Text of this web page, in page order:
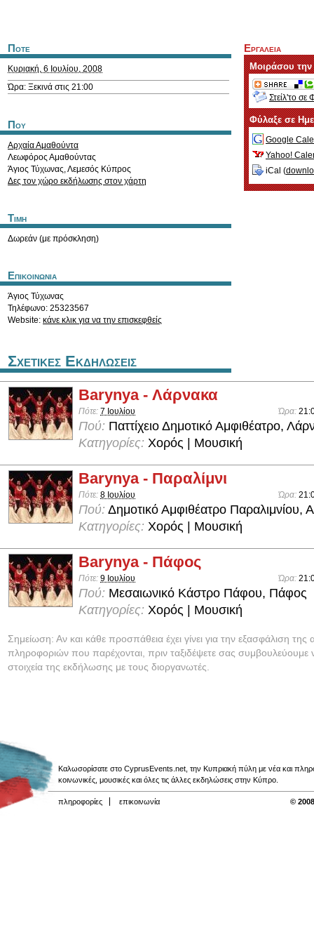
Ποτε
Κυριακή, 6 Ιουλίου, 2008
Ώρα: Ξεκινά στις 21:00
Που
Αρχαία Αμαθούντα
Λεωφόρος Αμαθούντας
Άγιος Τύχωνας,Λεμεσός Κύπρος
Δες τον χώρο εκδήλωσης στον χάρτη
Τιμη
Δωρεάν (με πρόσκληση)
Επικοινωνια
Άγιος Τύχωνας
Τηλέφωνο: 25323567
Website: κάνε κλικ για να την επισκεφθείς
Εργαλεια
Μοιράσου
Στείλ'το σε
Φύλαξε σε
Google
Yahoo!
iCal (
Σχετικες Εκδηλωσεις
Barynya - Λάρνακα
Πότε: 7 Ιουλίου Ώρα:
Πού: Παττίχειο Δημοτικό Αμφιθέατρο,
Κατηγορίες: Χορός | Μουσική
Barynya - Παραλίμνι
Πότε: 8 Ιουλίου Ώρα:
Πού: Δημοτικό Αμφιθέατρο Παραλιμνίου,
Κατηγορίες: Χορός | Μουσική
Barynya - Πάφος
Πότε: 9 Ιουλίου Ώρα:
Πού: Μεσαιωνικό Κάστρο Πάφου, Πάφος
Κατηγορίες: Χορός | Μουσική
Σημείωση: Αν και κάθε προσπάθεια έχει γίνει για την εξασφάλιση της
πληροφοριών που παρέχονται, πριν ταξιδέψετε σας συμβουλεύουμε
στοιχεία της εκδήλωσης με τους διοργανωτές.
Καλωσορίσατε στο CyprusEvents.net, την Κυπριακή πύλη με νέα και
κοινωνικές, μουσικές και όλες τις άλλες εκδηλώσεις στην Κύπρο.
πληροφορίες επικοινωνία ©